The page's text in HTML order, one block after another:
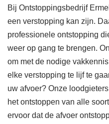
Bij Ontstoppingsbedrijf
een verstopping kan zijn.
professionele ontstopping
weer op gang te brengen.
om met de nodige
elke verstopping te lijf te
uw afvoer? Onze
het ontstoppen van alle
ervoor dat de afvoer